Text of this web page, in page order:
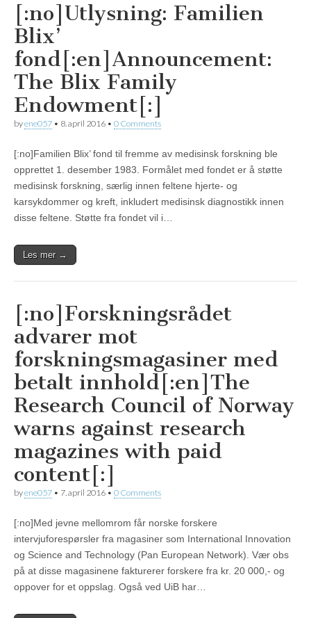
[:no]Utlysning: Familien
Blix’
fond[:en]Announcement:
The Blix Family
Endowment[:]
byene057 • 8. april 2016 • 0 Comments
[:no]Familien Blix’ fond til fremme av medisinsk forskning ble
opprettet 1. desember 1983. Formålet med fondet er å støtte
medisinsk forskning, særlig innen feltene hjerte- og
karsykdommer og kreft, inkludert medisinsk diagnostikk innen
disse feltene. Støtte fra fondet vil i…
Les mer →
[:no]Forskningsrådet
advarer mot
forskningsmagasiner med
betalt innhold[:en]The
Research Council of Norway
warns against research
magazines with paid
content[:]
byene057 • 7. april 2016 • 0 Comments
[:no]Med jevne mellomrom får norske forskere
intervjuforespørsler fra magasiner som International Innovation
og Science and Technology (Pan European Network). Vær obs
på at disse magasinene fakturerer forskere fra kr. 20 000,- og
oppover for et oppslag. Også ved UiB har…